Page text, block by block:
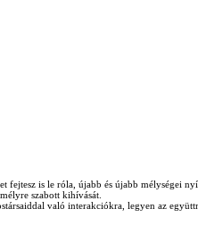
fejtesz is le róla, újabb és újabb
szabott kihívását.
való interakciókra, legyen az